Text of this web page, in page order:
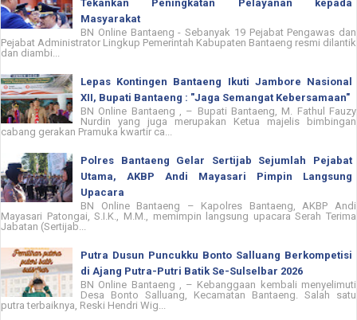
Tekankan Peningkatan Pelayanan kepada
Masyarakat
BN Online Bantaeng - Sebanyak 19 Pejabat Pengawas dan
Pejabat Administrator Lingkup Pemerintah Kabupaten Bantaeng resmi dilantik
dan diambi...
Lepas Kontingen Bantaeng Ikuti Jambore Nasional
XII, Bupati Bantaeng : "Jaga Semangat Kebersamaan"
BN Online Bantaeng , – Bupati Bantaeng, M. Fathul Fauzy
Nurdin yang juga merupakan Ketua majelis bimbingan
cabang gerakan Pramuka kwartir ca...
Polres Bantaeng Gelar Sertijab Sejumlah Pejabat
Utama, AKBP Andi Mayasari Pimpin Langsung
Upacara
BN Online Bantaeng – Kapolres Bantaeng, AKBP Andi
Mayasari Patongai, S.I.K., M.M., memimpin langsung upacara Serah Terima
Jabatan (Sertijab...
Putra Dusun Puncukku Bonto Salluang Berkompetisi
di Ajang Putra-Putri Batik Se-Sulselbar 2026
BN Online Bantaeng , – Kebanggaan kembali menyelimuti
Desa Bonto Salluang, Kecamatan Bantaeng. Salah satu
putra terbaiknya, Reski Hendri Wig...